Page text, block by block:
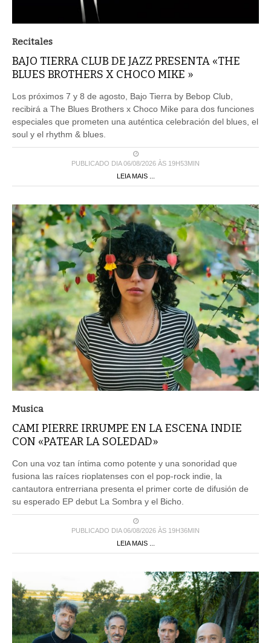
Recitales
BAJO TIERRA CLUB DE JAZZ PRESENTA «THE
BLUES BROTHERS X CHOCO MIKE »
Los próximos 7 y 8 de agosto, Bajo Tierra by Bebop Club,
recibirá a The Blues Brothers x Choco Mike para dos funciones
especiales que prometen una auténtica celebración del blues, el
soul y el rhythm & blues.
PUBLICADO DIA 06/08/2026 ÀS 19H53MIN
LEIA MAIS ...
Musica
CAMI PIERRE IRRUMPE EN LA ESCENA INDIE
CON «PATEAR LA SOLEDAD»
Con una voz tan íntima como potente y una sonoridad que
fusiona las raíces rioplatenses con el pop-rock indie, la
cantautora entrerriana presenta el primer corte de difusión de
su esperado EP debut La Sombra y el Bicho.
PUBLICADO DIA 06/08/2026 ÀS 19H36MIN
LEIA MAIS ...